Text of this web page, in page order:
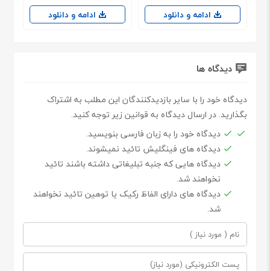
ادامه و دانلود ادامه و دانلود
دیدگاه ها
دیدگاه خود را با سایر بازدیدکنندگان این مطلب به اشتراک
بگذارید. در ارسال دیدگاه به قوانین زیر توجه کنید.
دیدگاه خود را به زبان فارسی بنویسید.
دیدگاه های فینگلیش تائید نمیشوند.
دیدگاه هایی که جنبه تبلیغاتی داشته باشند تائید
نخواهند شد.
دیدگاه های دارای الفاظ رکیک یا توهین تائید نخواهند
شد.